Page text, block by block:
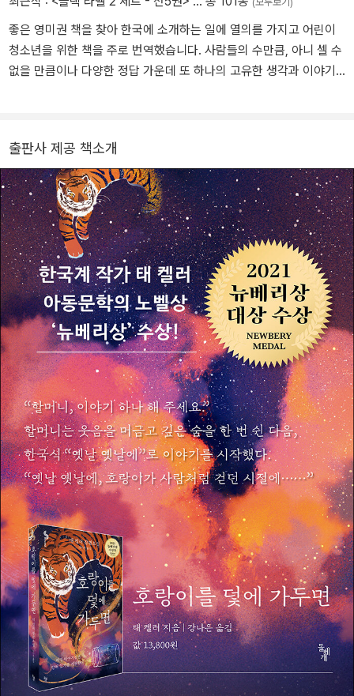
좋은 영미권 책을 찾아 한국에 소개하는 일에 열의를 가지고 어린이
청소년을 위한 책을 주로 번역했습니다. 사람들의 수만큼, 아니 셀 수
없을 만큼이나 다양한 정답 가운데 또 하나의 고유한 생각과 이야기
출판사 제공 책소개